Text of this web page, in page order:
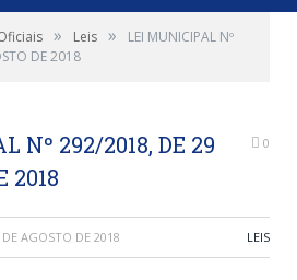
» Leis »
LEI MUNICIPAL Nº
DE 2018
Nº 292/2018, DE 29
2018
0
AGOSTO DE 2018 LEIS